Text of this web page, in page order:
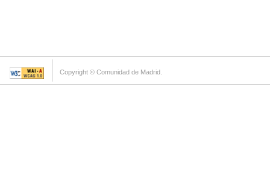
Copyright © Comunidad de Madrid.